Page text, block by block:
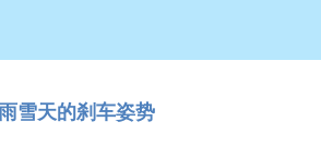
雪天的刹车姿势